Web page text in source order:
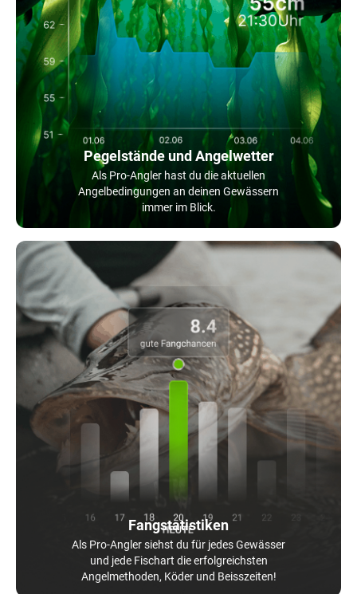
Pegelstände und Angelwetter
Als Pro-Angler hast du die aktuellen
Angelbedingungen an deinen Gewässern
immer im Blick.
Fangstatistiken
Als Pro-Angler siehst du für jedes Gewässer
und jede Fischart die erfolgreichsten
Angelmethoden, Köder und Beisszeiten!